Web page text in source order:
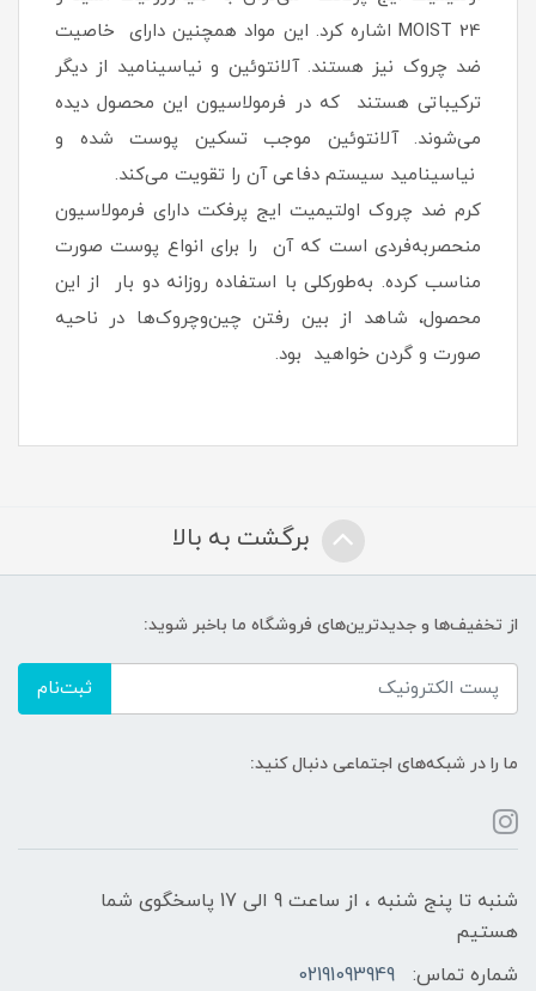
MOIST 24 اشاره کرد. این مواد همچنین دارای خاصیت
ضد چروک نیز هستند. آلانتوئین و نیاسینامید از دیگر
ترکیباتی هستند که در فرمولاسیون این محصول دیده
می‌شوند. آلانتوئین موجب تسکین پوست شده و
نیاسینامید سیستم دفاعی آن را تقویت می‌کند.
کرم ضد چروک اولتیمیت ایج پرفکت دارای فرمولاسیون
منحصربه‌فردی است که آن را برای انواع پوست صورت
مناسب کرده. به‌طورکلی با استفاده روزانه دو بار از این
محصول، شاهد از بین رفتن چین‌وچروک‌ها در ناحیه
صورت و گردن خواهید بود.
برگشت به بالا
از تخفیف‌ها و جدیدترین‌های فروشگاه ما باخبر شوید:
ثبت‌نام
ما را در شبکه‌های اجتماعی دنبال کنید:
شنبه تا پنج شنبه ، از ساعت 9 الی 17 پاسخگوی شما
هستیم
شماره تماس:
02191093949